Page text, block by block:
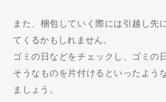
また、梱包していく際には引越し先
てくるかもしれません。
ゴミの日などをチェックし、ゴミの
そうなものを片付けるといったよう
ましょう。